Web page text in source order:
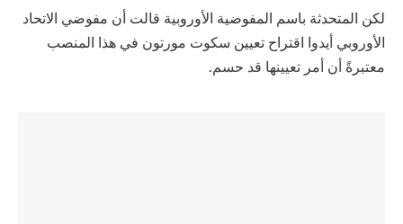
لكن المتحدثة باسم المفوضية الأوروبية قالت أن مفوضي الاتحاد
الأوروبي أيدوا اقتراح تعيين سكوت مورتون في هذا المنصب
معتبرةً أن أمر تعيينها قد حسم.